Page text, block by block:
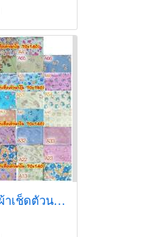
จำหน่าย ปลีก-ส่ง ผ้าเช็ดตัวนาโน แบบลาย